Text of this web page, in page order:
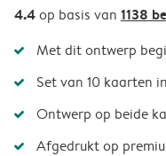
4.4op basis van 1138
Met dit ontwerp
Set van 10 kaarten
Ontwerp op beide
Afgedrukt op